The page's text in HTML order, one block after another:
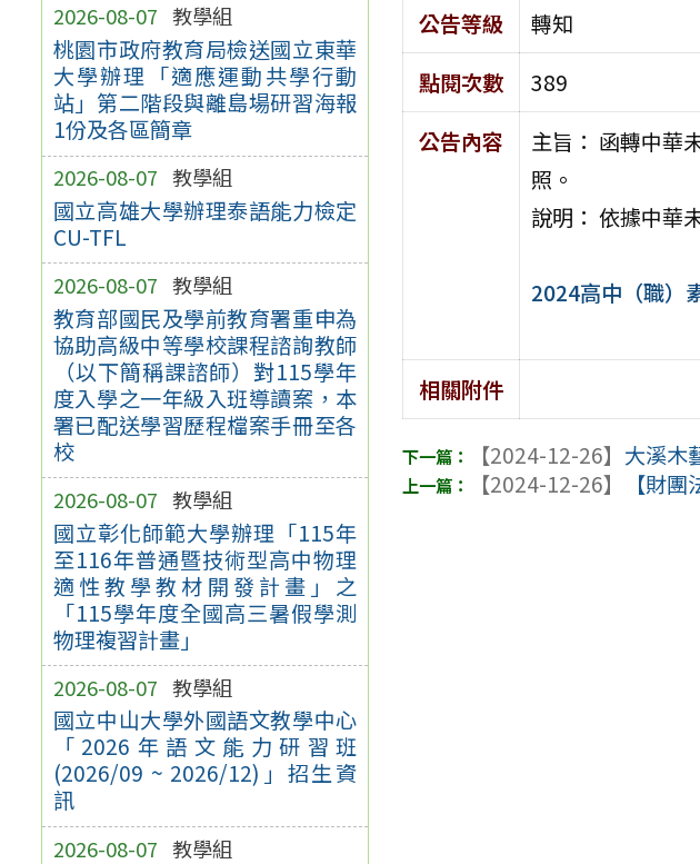
2026-08-07 教學組
桃園市政府教育局檢送國立東華
大學辦理「適應運動共學行動
站」第二階段與離島場研習海報
1份及各區簡章
2026-08-07 教學組
國立高雄大學辦理泰語能力檢定
CU-TFL
2026-08-07 教學組
教育部國民及學前教育署重申為
協助高級中等學校課程諮詢教師
（以下簡稱課諮師）對115學年
度入學之一年級入班導讀案，本
署已配送學習歷程檔案手冊至各
校
2026-08-07 教學組
國立彰化師範大學辦理「115年
至116年普通暨技術型高中物理
適性教學教材開發計畫」之
「115學年度全國高三暑假學測
物理複習計畫」
2026-08-07 教學組
國立中山大學外國語文教學中心
「2026年語文能力研習班
(2026/09 ~ 2026/12)」招生資
訊
2026-08-07 教學組
公告等級
轉知
點閱次數
389
公告內容
主旨： 函轉中華
照。
說明： 依據中華
2024高中（職）
相關附件
【2024-12-26】 大溪木
【2024-12-26】
【財